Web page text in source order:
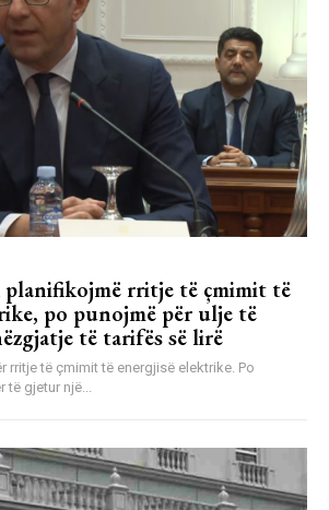
rritje të çmimit të
po punojmë për ulje të
të tarifës së lirë
rritje të çmimit të energjisë elektrike. Po
gjetur një...